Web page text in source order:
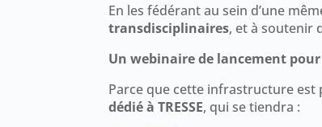
En les fédérant au sein d’une
transdisciplinaires, et à soutenir
Un webinaire de lancement pour
Parce que cette infrastructure
dédié à TRESSE, qui se tiendra :